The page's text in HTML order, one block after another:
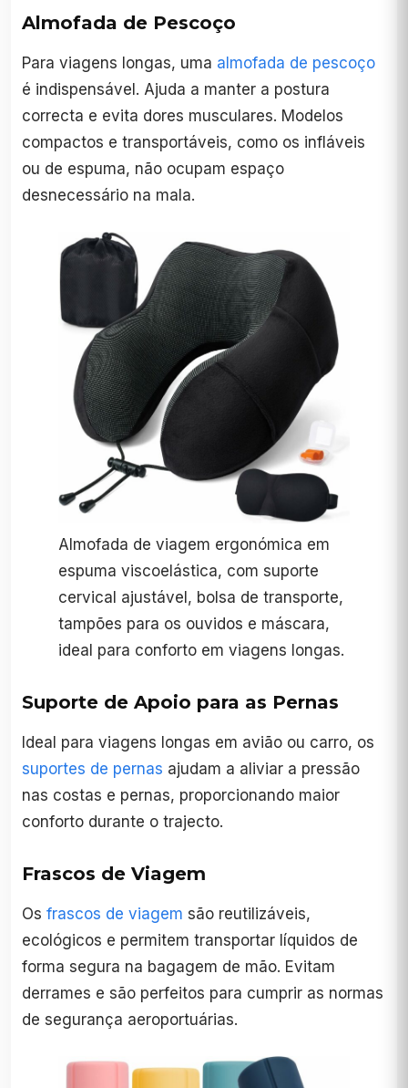
Almofada de Pescoço
Para viagens longas, uma almofada de pescoço
é indispensável. Ajuda a manter a postura
correcta e evita dores musculares. Modelos
compactos e transportáveis, como os infláveis
ou de espuma, não ocupam espaço
desnecessário na mala.
Almofada de viagem ergonómica em
espuma viscoelástica, com suporte
cervical ajustável, bolsa de transporte,
tampões para os ouvidos e máscara,
ideal para conforto em viagens longas.
Suporte de Apoio para as Pernas
Ideal para viagens longas em avião ou carro, os
suportes de pernas ajudam a aliviar a pressão
nas costas e pernas, proporcionando maior
conforto durante o trajecto.
Frascos de Viagem
Os frascos de viagem são reutilizáveis,
ecológicos e permitem transportar líquidos de
forma segura na bagagem de mão. Evitam
derrames e são perfeitos para cumprir as normas
de segurança aeroportuárias.